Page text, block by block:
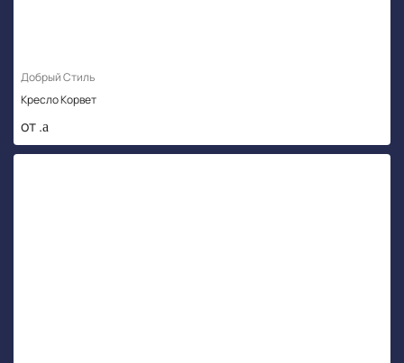
Добрый Стиль
Кресло Корвет
от .